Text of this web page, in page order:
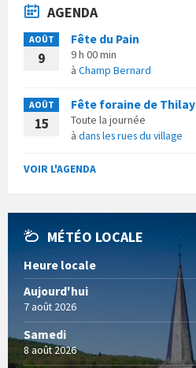
AGENDA
AOÛT
9
Fête du Pain
9 h 00 min
à Champ Bernard
AOÛT
15
Fête foraine de Thilay
Toute la journée
à dans les rues du village
VOIR L'AGENDA
MÉTÉO LOCALE
Heure locale
Aujourd'hui
7 août 2026
Samedi
8 août 2026